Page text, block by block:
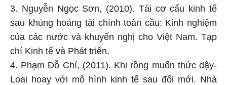
3. Nguyễn Ngọc Sơn, (2010). Tái cơ cấu kinh tế
sau khủng hoảng tài chính toàn cầu: Kinh nghiệm
của các nước và khuyến nghị cho Việt Nam. Tạp
chí Kinh tế và Phát triển.
4. Phạm Đỗ Chí, (2011). Khi rồng muốn thức dậy-
Loai hoay với mô hình kinh tế sau đổi mới. Nhà